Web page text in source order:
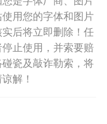
用您的字体和图片
后将立即删除！任
止使用，并索要赔
瓷及敲诈勒索，将
解！